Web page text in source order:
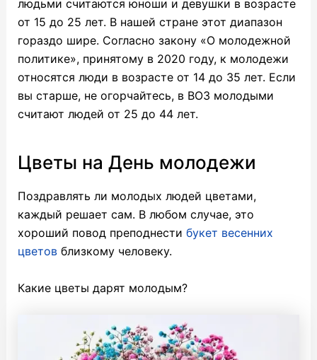
людьми считаются юноши и девушки в возрасте
от 15 до 25 лет. В нашей стране этот диапазон
гораздо шире. Согласно закону «О молодежной
политике», принятому в 2020 году, к молодежи
относятся люди в возрасте от 14 до 35 лет. Если
вы старше, не огорчайтесь, в ВОЗ молодыми
считают людей от 25 до 44 лет.
Цветы на День молодежи
Поздравлять ли молодых людей цветами,
каждый решает сам. В любом случае, это
хороший повод преподнести букет весенних
цветовблизкому человеку.
Какие цветы дарят молодым?